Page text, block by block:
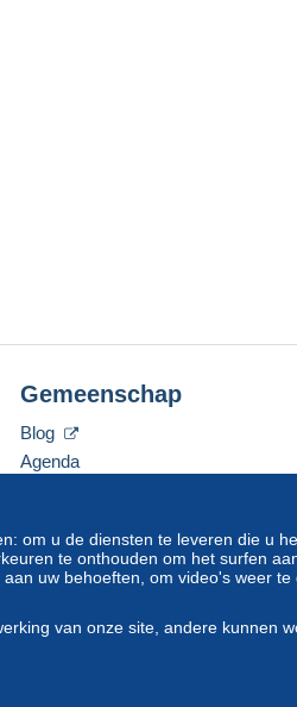
om u de diensten te leveren die u
te onthouden om het surfen
uw behoeften, om video's weer
van onze site, andere kunnen
Gemeenschap
Blog
Agenda